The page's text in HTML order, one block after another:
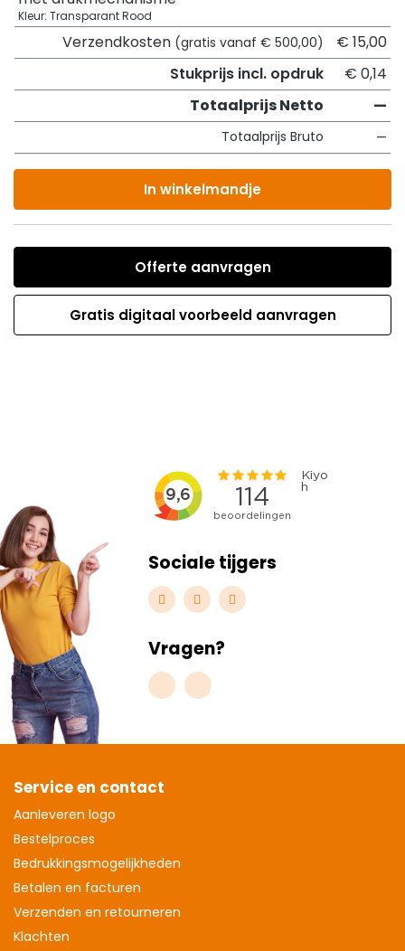
Kleur: Transparant Rood
Verzendkosten (gratis vanaf € 500,00)
€ 15,00
Stukprijs incl. opdruk
€ 0,14
Totaalprijs Netto
—
Totaalprijs Bruto —
In winkelmandje
Offerte aanvragen
Gratis digitaal voorbeeld aanvragen
Sociale tijgers
Vragen?
Service en contact
Aanleveren logo
Bestelproces
Bedrukkingsmogelijkheden
Betalen en facturen
Verzenden en retourneren
Klachten